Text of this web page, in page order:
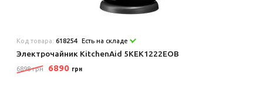
Код товара:618254 Есть на складе
Электрочайник KitchenAid 5KEK1222EOB
6898 грн 6890 грн